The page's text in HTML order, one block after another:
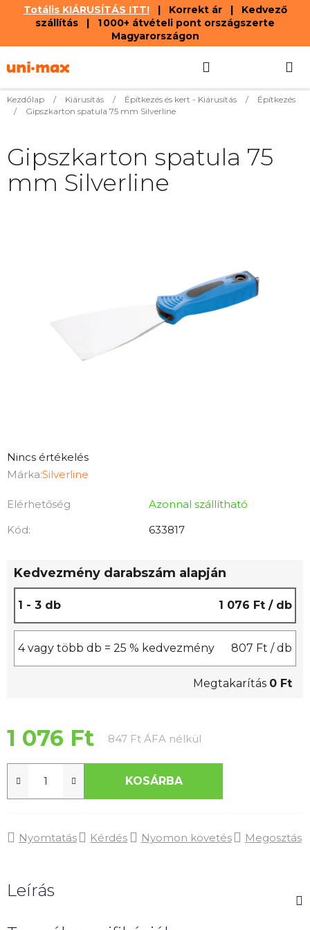
Totális KIÁRUSÍTÁS ITT!| Korrekt ár | Kedvező
szállítás | 1 000+ átvételi pont országszerte
Magyarországon
tartalomhoz
KOSÁR
Kezdőlap / Kiárusítás / Építkezés és kert - Kiárusítás /
Építkezés
/
Gipszkarton spatula 75 mm Silverline
A
termék
értékelése
5-
csillag.
Nincs értékelés
Márka:Silverline
Elérhetőség
Azonnal szállítható
Kód:
633817
Kedvezmény darabszám alapján
1 - 3 db 1 076 Ft / db
4 vagy több db = 25 % kedvezmény 807 Ft / db
Megtakarítás 0 Ft
1 076 Ft 847 Ft ÁFA nélkül
KOSÁRBA
Nyomtatás Kérdés Nyomon követés Megosztás
Gipszkarton spatula 75
mm Silverline
Leírás